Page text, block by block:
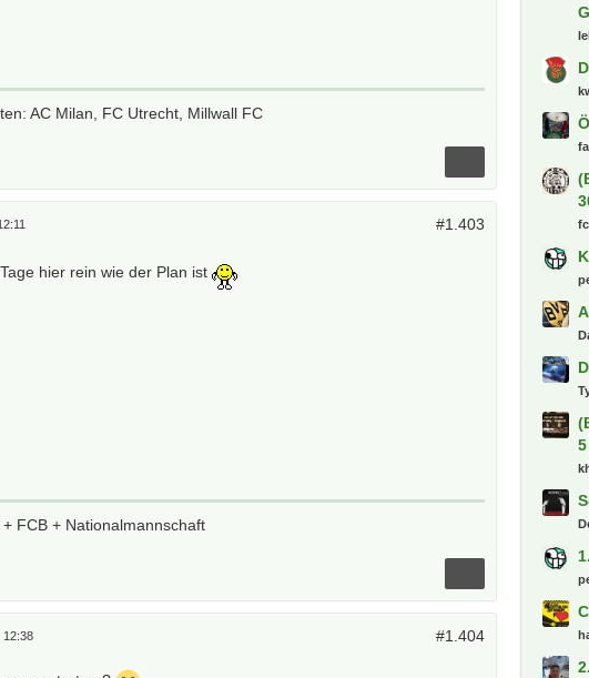
AC Milan, FC Utrecht, Millwall FC
#1.403
hier rein wie der Plan ist
FCB + Nationalmannschaft
12:38 #1.404
5